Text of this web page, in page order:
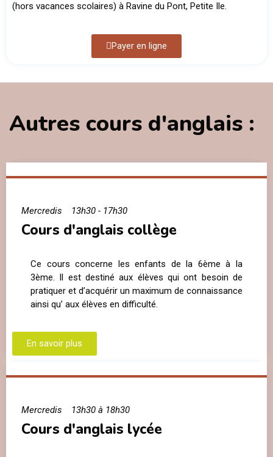
(hors vacances scolaires) à Ravine du Pont, Petite Ile.
Payer en ligne
Autres cours d'anglais :
Mercredis 13h30 - 17h30
Cours d'anglais collège
Ce cours concerne les enfants de la 6ème à la
3ème. Il est destiné aux élèves qui ont besoin de
pratiquer et d’acquérir un maximum de connaissance
ainsi qu’ aux élèves en difficulté.
En savoir plus
Mercredis 13h30 à 18h30
Cours d'anglais lycée